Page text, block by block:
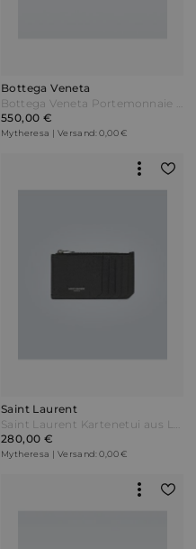
Bottega Veneta
Bottega Veneta Portemonnaie aus Intrecciato-Leder Schwarz
550,00 €
Mytheresa | Versand: 0,00 €
Saint Laurent
Saint Laurent Kartenetui aus Leder Schwarz
280,00 €
Mytheresa | Versand: 0,00 €